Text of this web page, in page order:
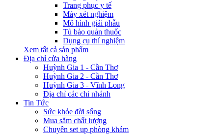
Trang phục y tế
Máy xét nghiệm
Mô hình giải phẫu
Tủ bảo quản thuốc
Dụng cụ thí nghiệm
Xem tất cả sản phẩm
Địa chỉ cửa hàng
Huỳnh Gia 1 - Cần Thơ
Huỳnh Gia 2 - Cần Thơ
Huỳnh Gia 3 - Vĩnh Long
Địa chỉ các chi nhánh
Tin Tức
Sức khỏe đời sống
Mua sắm chất lượng
Chuyên set up phòng khám